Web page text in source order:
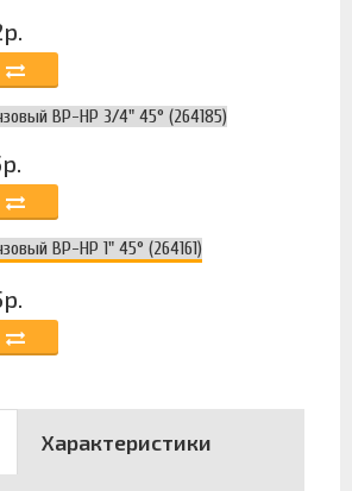
ВР-НР 3/4" 45° (264185)
ВР-НР 1" 45° (264161)
Характеристики